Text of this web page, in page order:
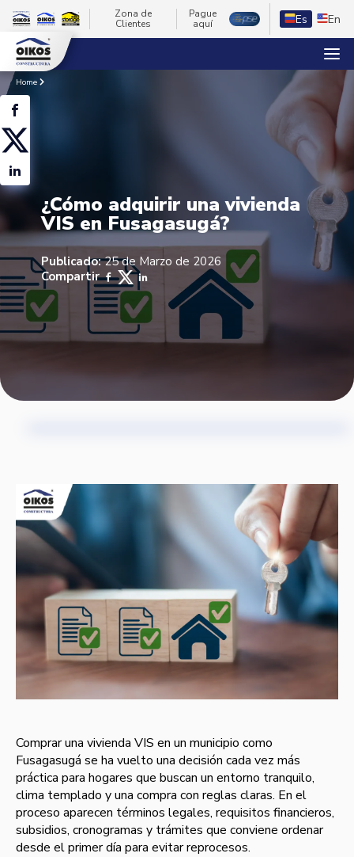
Zona de
Clientes
Pague
aquí
Es En
Home
¿Cómo adquirir una vivienda
VIS en Fusagasugá?
Publicado:25 de Marzo de 2026
Compartir
Comprar una vivienda VIS en un municipio como
Fusagasugá se ha vuelto una decisión cada vez más
práctica para hogares que buscan un entorno tranquilo,
clima templado y una compra con reglas claras. En el
proceso aparecen términos legales, requisitos financieros,
subsidios, cronogramas y trámites que conviene ordenar
desde el primer día para evitar reprocesos.